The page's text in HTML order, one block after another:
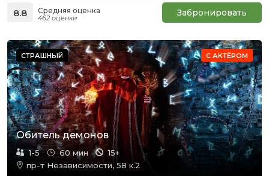
8.8 Средняя оценка
462 оценки Забронировать
С АКТЁРОМ
СТРАШНЫЙ
Обитель демонов
1-5 60 мин
15+
пр-т Независимости, 58 к.2